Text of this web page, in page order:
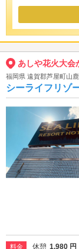
あしや花火大会
福岡県 遠賀郡芦屋町山鹿
シーライフリゾ
料金 休憩 1,980 円